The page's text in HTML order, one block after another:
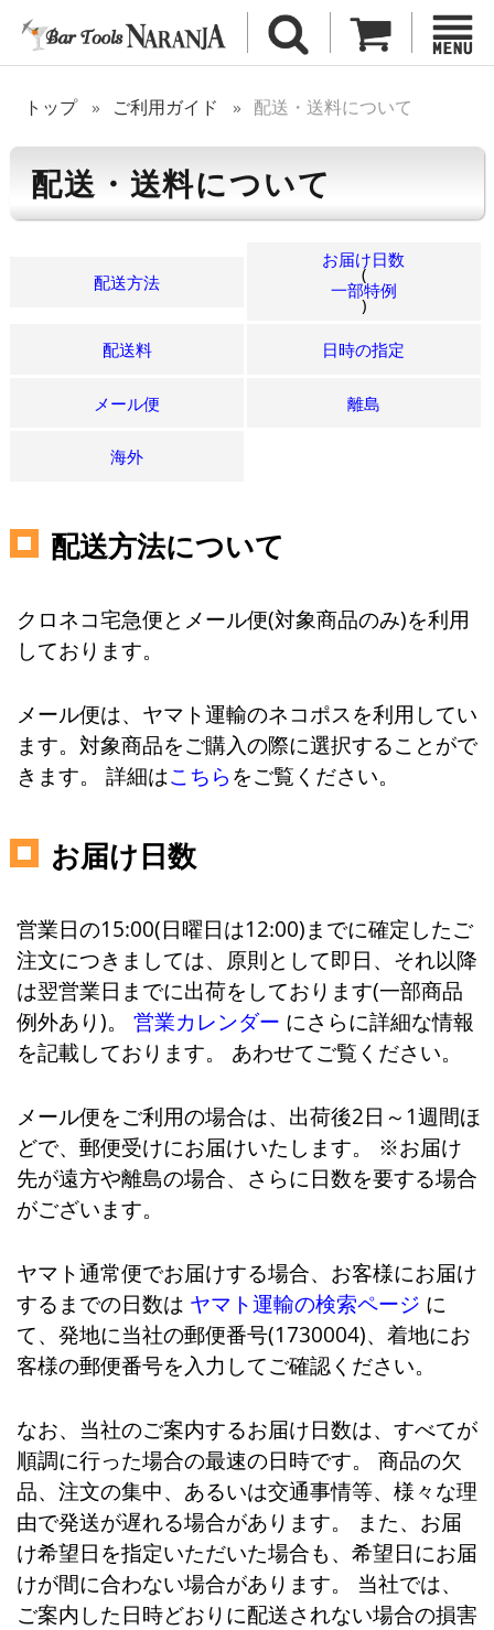
トップ ご利用ガイド 配送・送料について
配送・送料について
配送方法
お届け日数
(
一部特例
)
配送料 日時の指定
メール便 離島
海外
配送方法について
クロネコ宅急便とメール便(対象商品のみ)を利用
しております。
メール便は、ヤマト運輸のネコポスを利用してい
ます。対象商品をご購入の際に選択することがで
きます。 詳細はこちら をご覧ください。
お届け日数
営業日の15:00(日曜日は12:00)までに確定したご
注文につきましては、原則として即日、それ以降
は翌営業日までに出荷をしております(一部商品
例外あり)。 営業カレンダー にさらに詳細な情報
を記載しております。 あわせてご覧ください。
メール便をご利用の場合は、出荷後2日～1週間ほ
どで、郵便受けにお届けいたします。 ※お届け
先が遠方や離島の場合、さらに日数を要する場合
がございます。
ヤマト通常便でお届けする場合、お客様にお届け
するまでの日数は ヤマト運輸の検索ページ に
て、発地に当社の郵便番号(1730004)、着地にお
客様の郵便番号を入力してご確認ください。
なお、当社のご案内するお届け日数は、すべてが
順調に行った場合の最速の日時です。 商品の欠
品、注文の集中、あるいは交通事情等、様々な理
由で発送が遅れる場合があります。 また、お届
け希望日を指定いただいた場合も、希望日にお届
けが間に合わない場合があります。 当社では、
ご案内した日時どおりに配送されない場合の損害